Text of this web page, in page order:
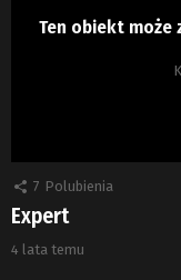
Ten obiekt może
7 Polubienia
Expert
4 lata temu